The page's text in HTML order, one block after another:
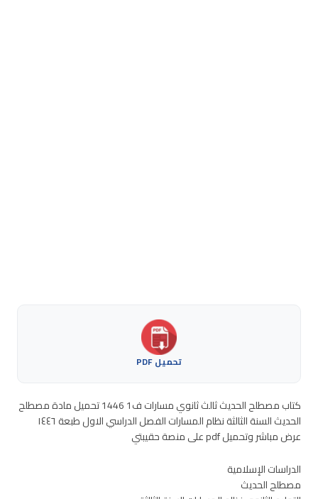
تحميل PDF
كتاب مصطلح الحديث ثالث ثانوي مسارات ف1 1446 تحميل مادة مصطلح
الحديث السنة الثالثة نظام المسارات الفصل الدراسي الاول طبعة ١٤٤٦
عرض مباشر وتحميل pdf على منصة حقيبتي
الدراسات الإسلامية
مصطلح الحديث